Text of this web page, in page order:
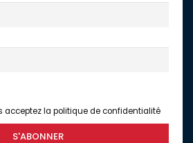
acceptez la politique de confidentialité